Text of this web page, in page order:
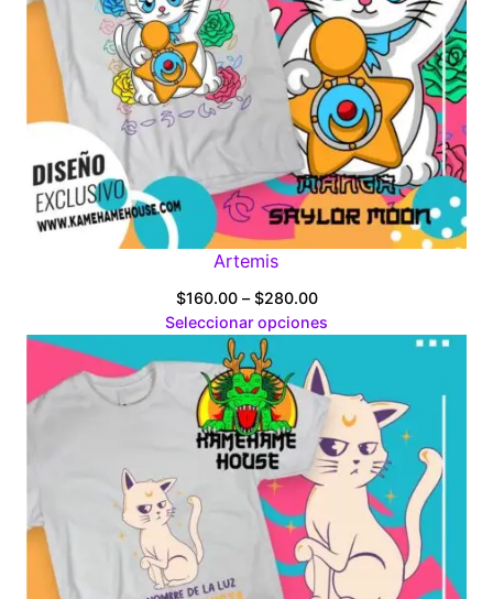
Artemis
$160.00 – $280.00Price
range:
through
$280.00
Seleccionar opciones